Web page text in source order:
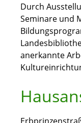
Durch
Seminare und
anerkannte